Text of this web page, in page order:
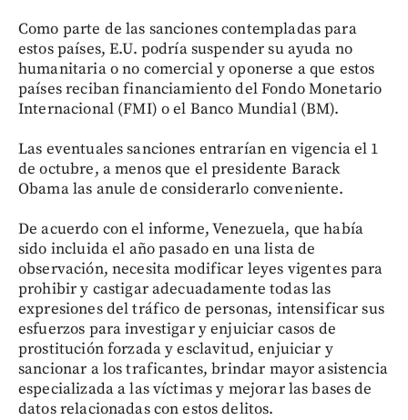
Como parte de las sanciones contempladas para
estos países, E.U. podría suspender su ayuda no
humanitaria o no comercial y oponerse a que estos
países reciban financiamiento del Fondo Monetario
Internacional (FMI) o el Banco Mundial (BM).
Las eventuales sanciones entrarían en vigencia el 1
de octubre, a menos que el presidente Barack
Obama las anule de considerarlo conveniente.
De acuerdo con el informe, Venezuela, que había
sido incluida el año pasado en una lista de
observación, necesita modificar leyes vigentes para
prohibir y castigar adecuadamente todas las
expresiones del tráfico de personas, intensificar sus
esfuerzos para investigar y enjuiciar casos de
prostitución forzada y esclavitud, enjuiciar y
sancionar a los traficantes, brindar mayor asistencia
especializada a las víctimas y mejorar las bases de
datos relacionadas con estos delitos.